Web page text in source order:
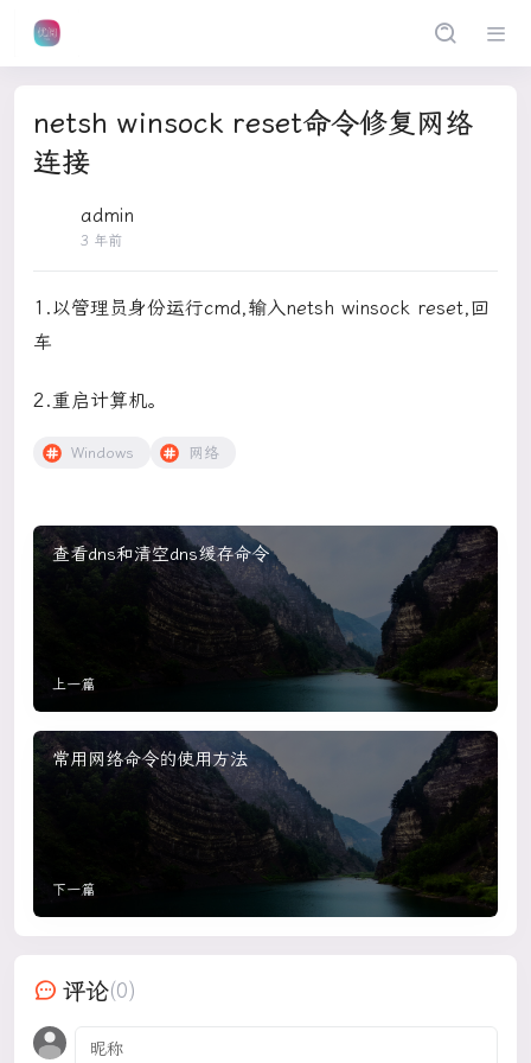
netsh winsock reset命令修复网络
连接
admin
3 年前
1.以管理员身份运行cmd,输入netsh winsock reset,回
车
2.重启计算机。
Windows 网络
查看dns和清空dns缓存命令
上一篇
常用网络命令的使用方法
下一篇
评论(0)